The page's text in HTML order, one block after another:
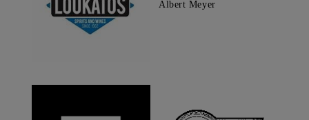
Albert Meyer